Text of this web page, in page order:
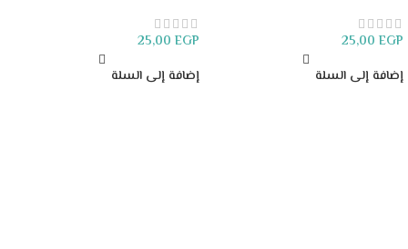
25,00 EGP
إضافة إلى السلة
25,00 EGP
إضافة إلى السلة